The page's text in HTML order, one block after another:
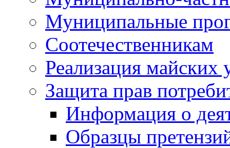
Муниципальные
Соотечественникам
Реализация майских
Защита прав
Информация о
Образцы